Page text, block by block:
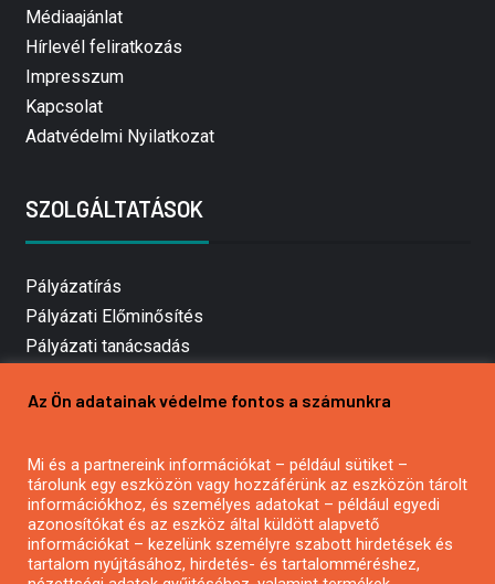
Médiaajánlat
Hírlevél feliratkozás
Impresszum
Kapcsolat
Adatvédelmi Nyilatkozat
SZOLGÁLTATÁSOK
Pályázatírás
Pályázati Előminősítés
Pályázati tanácsadás
Mezőgazdasági pályázatírás
Pályázatírás civil szervezeteknek
Pályázatírás önkormányzatoknak
Pályázatfigyelés
Specifikus pályázatfigyelés vagy hírlevél
Az Ön adatainak védelme fontos a számunkra
Mi és a partnereink információkat – például sütiket –
tárolunk egy eszközön vagy hozzáférünk az eszközön tárolt
információkhoz, és személyes adatokat – például egyedi
azonosítókat és az eszköz által küldött alapvető
információkat – kezelünk személyre szabott hirdetések és
tartalom nyújtásához, hirdetés- és tartalomméréshez,